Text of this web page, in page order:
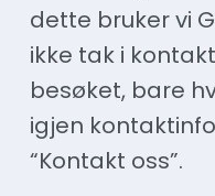
dette bruker vi
ikke tak i
besøket, bare
igjen
“Kontakt oss”.